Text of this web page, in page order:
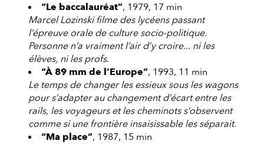
“Le baccalauréat”, 1979, 17 min
Marcel Lozinski filme des lycéens passant
l’épreuve orale de culture socio-politique.
Personne n’a vraiment l’air d’y croire... ni les
élèves, ni les profs.
“À 89 mm de l’Europe”, 1993, 11 min
Le temps de changer les essieux sous les wagons
pour s’adapter au changement d’écart entre les
rails, les voyageurs et les cheminots s’observent
comme si une frontière insaisissable les séparait.
“Ma place”, 1987, 15 min